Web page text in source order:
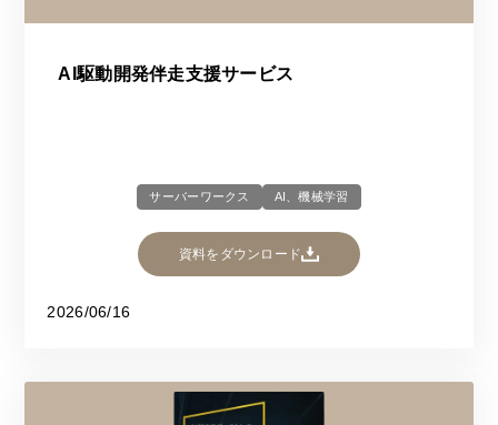
AI駆動開発伴走支援サービス
サーバーワークス AI、機械学習
資料をダウンロード
2026/06/16